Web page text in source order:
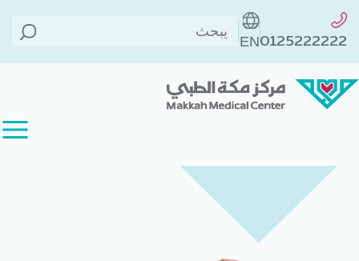
0125222222
EN
د. شادية متوكل
الخلف>